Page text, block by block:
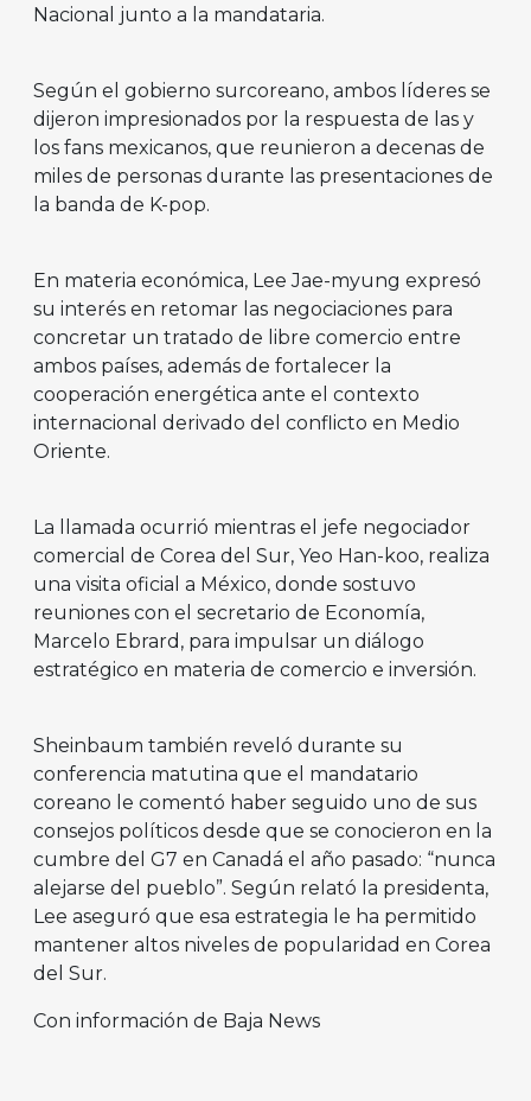
Nacional junto a la mandataria.
Según el gobierno surcoreano, ambos líderes se
dijeron impresionados por la respuesta de las y
los fans mexicanos, que reunieron a decenas de
miles de personas durante las presentaciones de
la banda de K-pop.
En materia económica, Lee Jae-myung expresó
su interés en retomar las negociaciones para
concretar un tratado de libre comercio entre
ambos países, además de fortalecer la
cooperación energética ante el contexto
internacional derivado del conflicto en Medio
Oriente.
La llamada ocurrió mientras el jefe negociador
comercial de Corea del Sur, Yeo Han-koo, realiza
una visita oficial a México, donde sostuvo
reuniones con el secretario de Economía,
Marcelo Ebrard, para impulsar un diálogo
estratégico en materia de comercio e inversión.
Sheinbaum también reveló durante su
conferencia matutina que el mandatario
coreano le comentó haber seguido uno de sus
consejos políticos desde que se conocieron en la
cumbre del G7 en Canadá el año pasado: “nunca
alejarse del pueblo”. Según relató la presidenta,
Lee aseguró que esa estrategia le ha permitido
mantener altos niveles de popularidad en Corea
del Sur.
Con información de Baja News